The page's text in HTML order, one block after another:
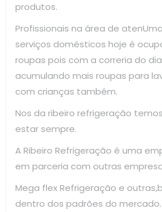
produtos.
Profissionais na área de
serviços domésticos hoje é
roupas pois com a correria do
acumulando mais roupas para
com crianças também.
Nos da ribeiro refrigeração
estar sempre.
A Ribeiro Refrigeração é uma
em parceria com outras
Mega flex Refrigeração e
dentro dos padrões do mercado.